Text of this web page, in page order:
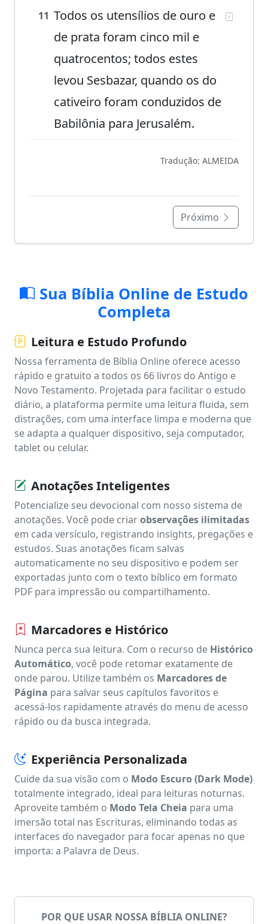
11 Todos os utensílios de ouro e
de prata foram cinco mil e
quatrocentos; todos estes
levou Sesbazar, quando os do
cativeiro foram conduzidos de
Babilônia para Jerusalém.
Tradução: ALMEIDA
Próximo
Sua Bíblia Online de Estudo
Completa
Leitura e Estudo Profundo
Nossa ferramenta de Bíblia Online oferece acesso
rápido e gratuito a todos os 66 livros do Antigo e
Novo Testamento. Projetada para facilitar o estudo
diário, a plataforma permite uma leitura fluida, sem
distrações, com uma interface limpa e moderna que
se adapta a qualquer dispositivo, seja computador,
tablet ou celular.
Anotações Inteligentes
Potencialize seu devocional com nosso sistema de
anotações. Você pode criarobservações ilimitadas
em cada versículo, registrando insights, pregações e
estudos. Suas anotações ficam salvas
automaticamente no seu dispositivo e podem ser
exportadas junto com o texto bíblico em formato
PDF para impressão ou compartilhamento.
Marcadores e Histórico
Nunca perca sua leitura. Com o recurso de Histórico
Automático, você pode retomar exatamente de
onde parou. Utilize também os Marcadores de
Página para salvar seus capítulos favoritos e
acessá-los rapidamente através do menu de acesso
rápido ou da busca integrada.
Experiência Personalizada
Cuide da sua visão com o Modo Escuro (Dark Mode)
totalmente integrado, ideal para leituras noturnas.
Aproveite também o Modo Tela Cheia para uma
imersão total nas Escrituras, eliminando todas as
interfaces do navegador para focar apenas no que
importa: a Palavra de Deus.
POR QUE USAR NOSSA BÍBLIA ONLINE?